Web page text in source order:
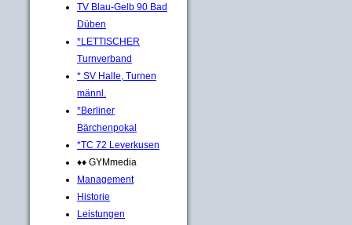
TV Blau-Gelb 90 Bad
Düben
*LETTISCHER
Turnverband
* SV Halle, Turnen
männl.
*Berliner
Bärchenpokal
*TC 72 Leverkusen
♦♦ GYMmedia
Management
Historie
Leistungen